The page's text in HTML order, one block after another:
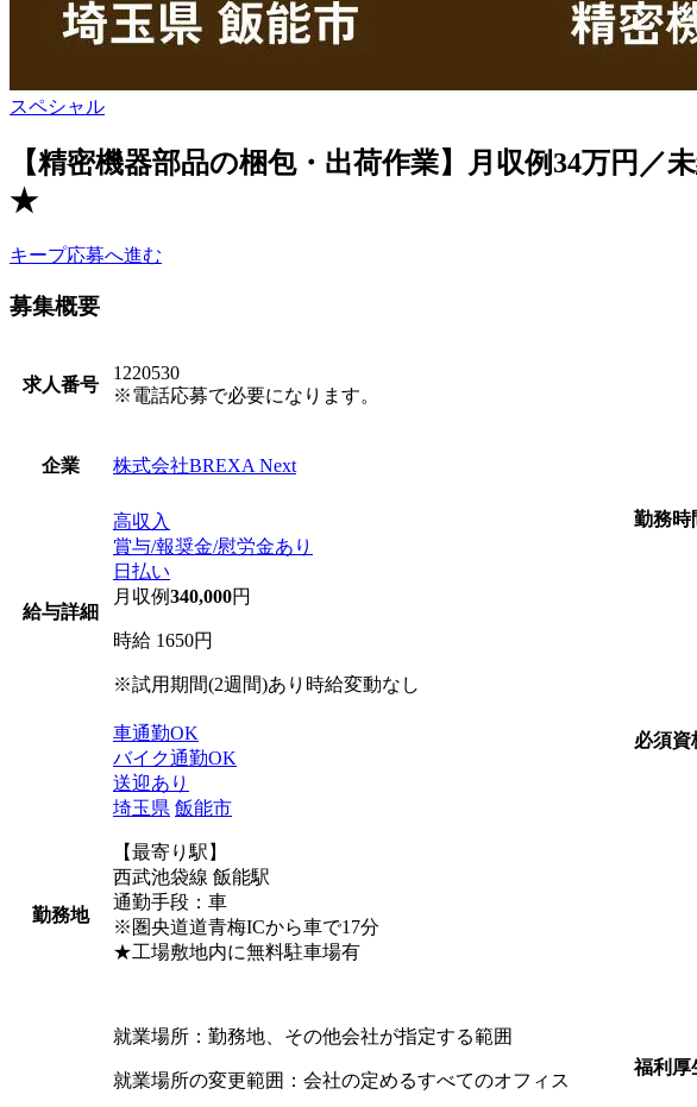
スペシャル
【精密機器部品の梱包・出荷作業】月収例34万円
★
キープ応募へ進む
募集概要
求人番号
1220530
※電話応募で必要になります。
企業 株式会社BREXA Next
給与詳細
高収入
賞与/報奨金/慰労金あり
日払い
月収例340,000円
時給 1650円
※試用期間(2週間)あり時給変動なし
勤務地
車通勤OK
バイク通勤OK
送迎あり
埼玉県 飯能市
【最寄り駅】
西武池袋線 飯能駅
通勤手段：車
※圏央道道青梅ICから車で17分
★工場敷地内に無料駐車場有
就業場所：勤務地、その他会社が指定する範囲
就業場所の変更範囲：会社の定めるすべてのオフィス
勤務時
必須資
福利厚